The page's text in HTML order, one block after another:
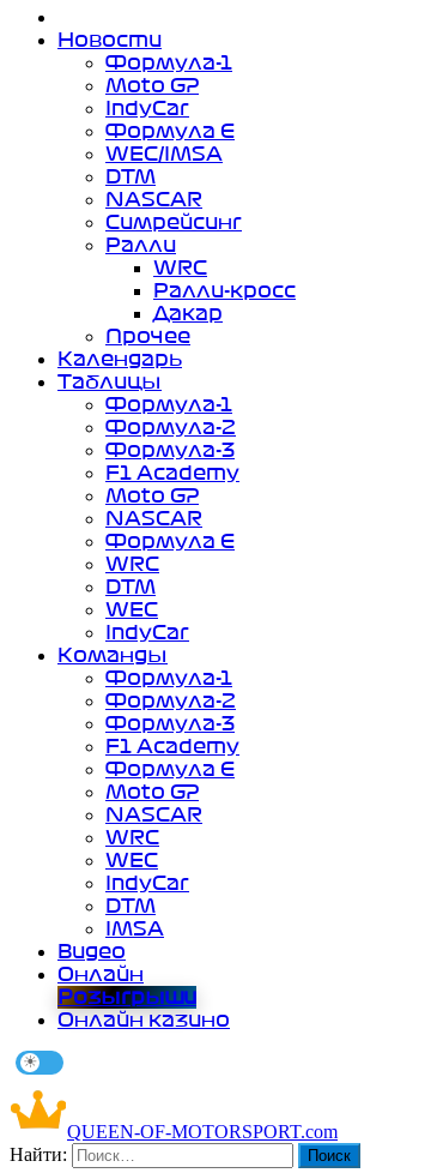
Новости
Формула-1
Moto GP
IndyCar
Формула Е
WEC/IMSA
DTM
NASCAR
Симрейсинг
Ралли
WRC
Ралли-кросс
Дакар
Прочее
Календарь
Таблицы
Формула-1
Формула-2
Формула-3
F1 Academy
Moto GP
NASCAR
Формула Е
WRC
DTM
WEC
IndyCar
Команды
Формула-1
Формула-2
Формула-3
F1 Academy
Формула Е
Moto GP
NASCAR
WRC
WEC
IndyCar
DTM
IMSA
Видео
Онлайн
Розыгрыши
Онлайн казино
QUEEN-OF-MOTORSPORT.com
Найти: